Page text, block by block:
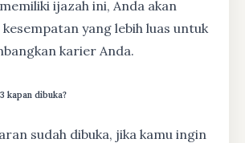
ijazah ini, Anda akan
yang lebih luas untuk
karier Anda.
kapan dibuka?
sudah dibuka, jika kamu ingin